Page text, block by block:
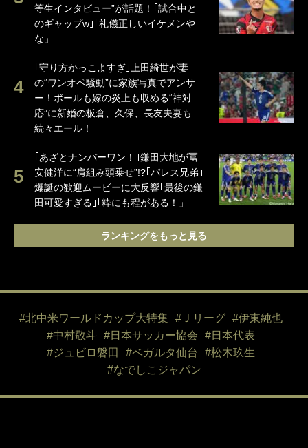
等生インタビュー”が話題！｢試合中と
のギャップw｣｢礼儀正しいイケメンや
な」
｢守り方かっこよすぎ｣上田綺世が妻
の“ワンオペ騒動”に家族写真でアンサ
ー！ボールも嫁の炎上も収める“神対
応”に新婚の板倉、久保、長友夫妻も
続々エール！
｢あざとナンバーワン！｣鎌田大地が冨
安健洋に“肩組み頭乗せ”!?｢パレス兄弟｣
爆誕の歓迎ムービーに大反響｢最後の鎌
田可愛すぎる｣｢粋にも程がある！」
ランキングをもっと見る
#北中米ワールドカップ大特集 #Ｊリーグ
#伊東純也
#中村敬斗
#日本サッカー協会
#日本代表
#ジュビロ磐田
#ベガルタ仙台
#松木玖生
#なでしこジャパン